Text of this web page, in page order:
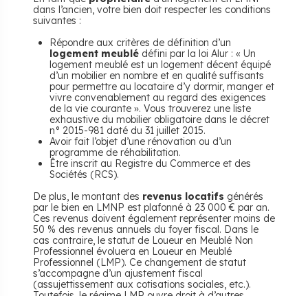
dans l’ancien, votre bien doit respecter les conditions
suivantes :
Répondre aux critères de définition d’un
logement meublé défini par la loi Alur : « Un
logement meublé est un logement décent équipé
d’un mobilier en nombre et en qualité suffisants
pour permettre au locataire d’y dormir, manger et
vivre convenablement au regard des exigences
de la vie courante ». Vous trouverez une liste
exhaustive du mobilier obligatoire dans le décret
n° 2015-981 daté du 31 juillet 2015.
Avoir fait l’objet d’une rénovation ou d’un
programme de réhabilitation.
Être inscrit au Registre du Commerce et des
Sociétés (RCS).
De plus, le montant des revenus locatifs générés
par le bien en LMNP est plafonné à 23 000 € par an.
Ces revenus doivent également représenter moins de
50 % des revenus annuels du foyer fiscal. Dans le
cas contraire, le statut de Loueur en Meublé Non
Professionnel évoluera en Loueur en Meublé
Professionnel (LMP). Ce changement de statut
s’accompagne d’un ajustement fiscal
(assujettissement aux cotisations sociales, etc.).